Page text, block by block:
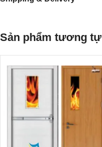
Sản phẩm tương tự